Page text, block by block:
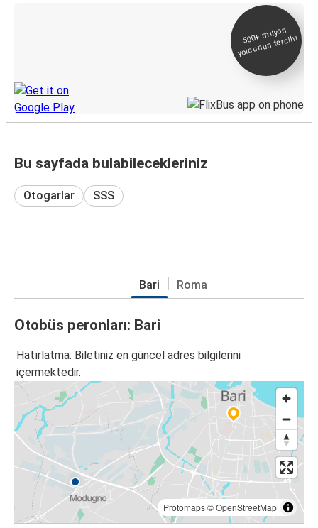
500+
milyon
yolcunun tercihi
Bu sayfada bulabilecekleriniz
Otogarlar SSS
Bari Roma
Otobüs peronları: Bari
Hatırlatma: Biletiniz en güncel adres bilgilerini
içermektedir.
Protomaps©OpenStreetMap